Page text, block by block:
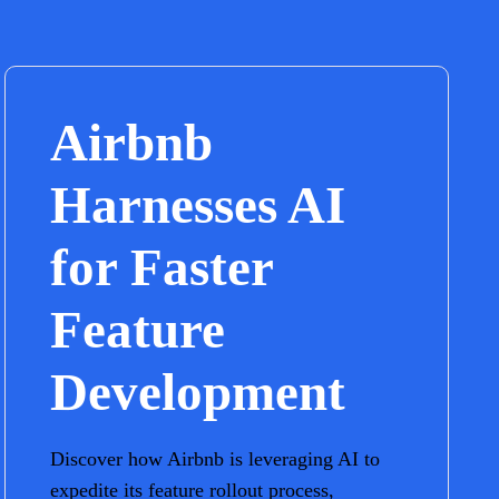
Airbnb
Harnesses AI
for Faster
Feature
Development
Discover how Airbnb is leveraging AI to
expedite its feature rollout process,